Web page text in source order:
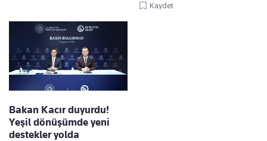
Kaydet
Bakan Kacır duyurdu!
Yeşil dönüşümde yeni
destekler yolda